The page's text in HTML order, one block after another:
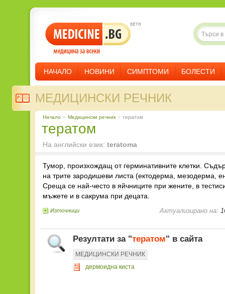
НАЧАЛО НОВИНИ СИМПТОМИ БОЛЕСТИ
МЕДИЦИНСКИ РЕЧНИК
Начало » Медицински речник » тератом
тератом
На английски език: teratoma
Тумор, произхождащ от герминативните клетки.
на трите зародишеви листа (ектодерма, мезодерма,
Среща се най-често в яйчниците при жените, в
мъжете и в сакрума при децата.
Източници Актуализирано на:
Резултати за "тератом" в сайта
МЕДИЦИНСКИ РЕЧНИК
дермоидна киста